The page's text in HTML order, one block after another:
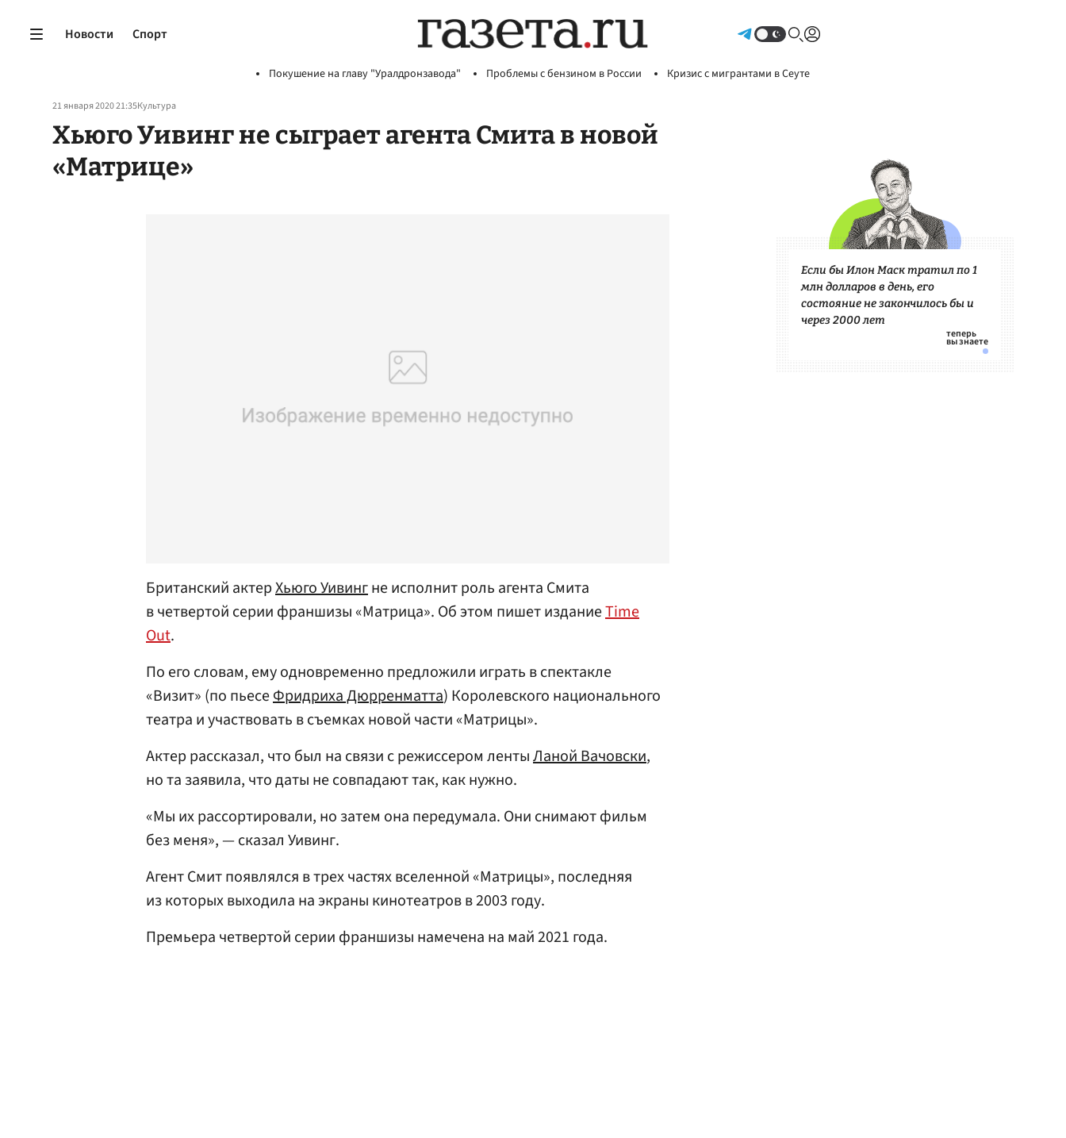
Новости Спорт
Покушение на главу "Уралдронзавода" Проблемы с бензином в России Кризис с мигрантами в Сеуте
21 января 2020 21:35Культура
Хьюго Уивинг не сыграет агента Смита в новой
«Матрице»
Британский актерХьюго Уивингне исполнит роль агента Смита
в четвертой серии франшизы «Матрица». Об этом пишет изданиеTime
Out.
По его словам, ему одновременно предложили играть в спектакле
«Визит» (по пьесеФридриха Дюрренматта) Королевского национального
театра и участвовать в съемках новой части «Матрицы».
Актер рассказал, что был на связи с режиссером лентыЛаной Вачовски,
но та заявила, что даты не совпадают так, как нужно.
«Мы их рассортировали, но затем она передумала. Они снимают фильм
без меня», — сказал Уивинг.
Агент Смит появлялся в трех частях вселенной «Матрицы», последняя
из которых выходила на экраны кинотеатров в 2003 году.
Премьера четвертой серии франшизы намечена на май 2021 года.
Если бы Илон Маск тратил по 1
млн долларов в день, его
состояние не закончилось бы и
через 2000 лет